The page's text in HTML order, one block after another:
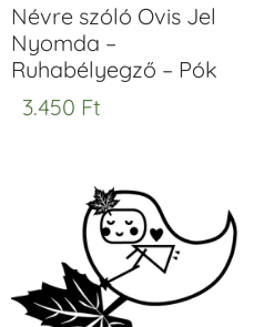
Névre szóló Ovis Jel
Nyomda –
Ruhabélyegző – Pók
3.450 Ft